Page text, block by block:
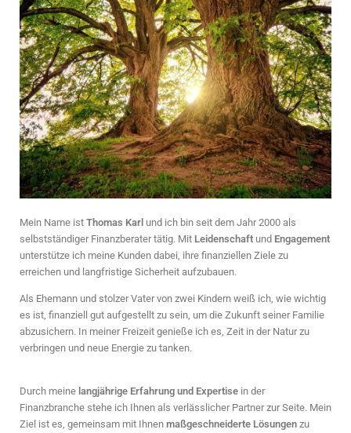
Mein Name ist Thomas Karl und ich bin seit dem Jahr 2000 als
selbstständiger Finanzberater tätig. Mit Leidenschaft und Engagement
unterstütze ich meine Kunden dabei, ihre finanziellen Ziele zu
erreichen und langfristige Sicherheit aufzubauen.
Als Ehemann und stolzer Vater von zwei Kindern weiß ich, wie wichtig
es ist, finanziell gut aufgestellt zu sein, um die Zukunft seiner Familie
abzusichern. In meiner Freizeit genieße ich es, Zeit in der Natur zu
verbringen und neue Energie zu tanken.
Durch meine langjährige Erfahrung und Expertise in der
Finanzbranche stehe ich Ihnen als verlässlicher Partner zur Seite. Mein
Ziel ist es, gemeinsam mit Ihnen maßgeschneiderte Lösungen zu